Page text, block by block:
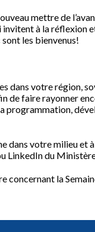
mettre de
à la réflexion
les bienvenus!
dans votre région,
de faire rayonner
programmation,
dans votre milieu
LinkedIn du
concernant la